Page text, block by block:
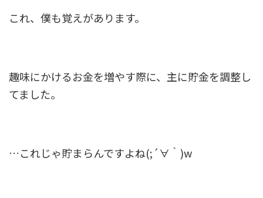
これ、僕も覚えがあります。
趣味にかけるお金を増やす際に、主に貯金を調整し
てました。
…これじゃ貯まらんですよね(;´∀｀)w